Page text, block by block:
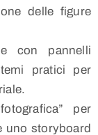
delle figure
con pannelli
pratici per
per
uno storyboard